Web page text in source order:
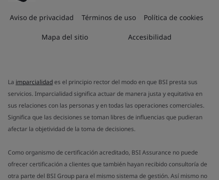
Aviso de privacidad Términos de uso Política de cookies
Mapa del sitio Accesibilidad
La imparcialidades el principio rector del modo en que BSI presta sus
servicios. Imparcialidad significa actuar de manera justa y equitativa en
sus relaciones con las personas y en todas las operaciones comerciales.
Significa que las decisiones se toman libres de influencias que pudieran
afectar la objetividad de la toma de decisiones.
Como organismo de certificación acreditado, BSI Assurance no puede
ofrecer certificación a clientes que también hayan recibido consultoría de
otra parte del BSI Group para el mismo sistema de gestión. Así mismo no